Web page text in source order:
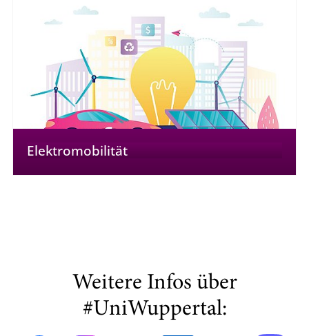
Elektromobilität
Weitere Infos über
#UniWuppertal: